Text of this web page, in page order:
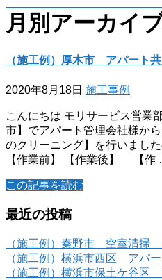
月別アーカイ
（施工例）厚木市 アパート
2020年8月18日 施工事例
こんにちは モリサービス営業
市】でアパート管理会社様か
のクリーニング】を行いまし
【作業前】 【作業後】 【作
この記事を読む
最近の投稿
（施工例）秦野市 空室清掃
（施工例）横浜市西区 アパ
（施工例）横浜市保土ケ谷